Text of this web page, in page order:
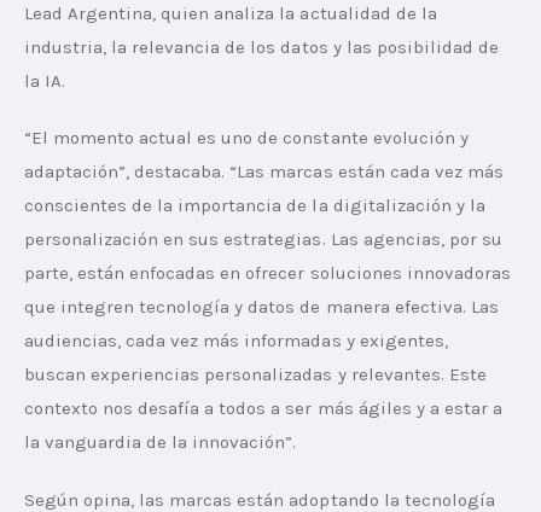
Lead Argentina, quien analiza la actualidad de la
industria, la relevancia de los datos y las posibilidad de
la IA.
“El momento actual es uno de constante evolución y
adaptación”, destacaba. “Las marcas están cada vez más
conscientes de la importancia de la digitalización y la
personalización en sus estrategias. Las agencias, por su
parte, están enfocadas en ofrecer soluciones innovadoras
que integren tecnología y datos de manera efectiva. Las
audiencias, cada vez más informadas y exigentes,
buscan experiencias personalizadas y relevantes. Este
contexto nos desafía a todos a ser más ágiles y a estar a
la vanguardia de la innovación”.
Según opina, las marcas están adoptando la tecnología